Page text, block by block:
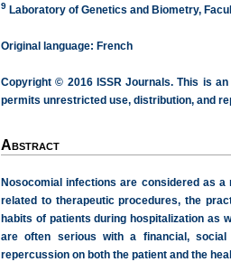
9 Laboratory of Genetics and Biometry,
Original language: French
Copyright © 2016 ISSR Journals. This is
permits unrestricted use, distribution, and
Abstract
Nosocomial infections are considered as
related to therapeutic procedures, the
habits of patients during hospitalization as
are often serious with a financial, social
repercussion on both the patient and the